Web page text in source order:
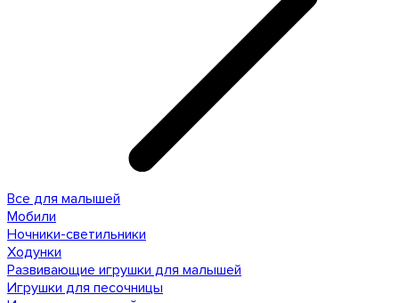
Все для малышей
Мобили
Ночники-светильники
Ходунки
Развивающие игрушки для малышей
Игрушки для песочницы